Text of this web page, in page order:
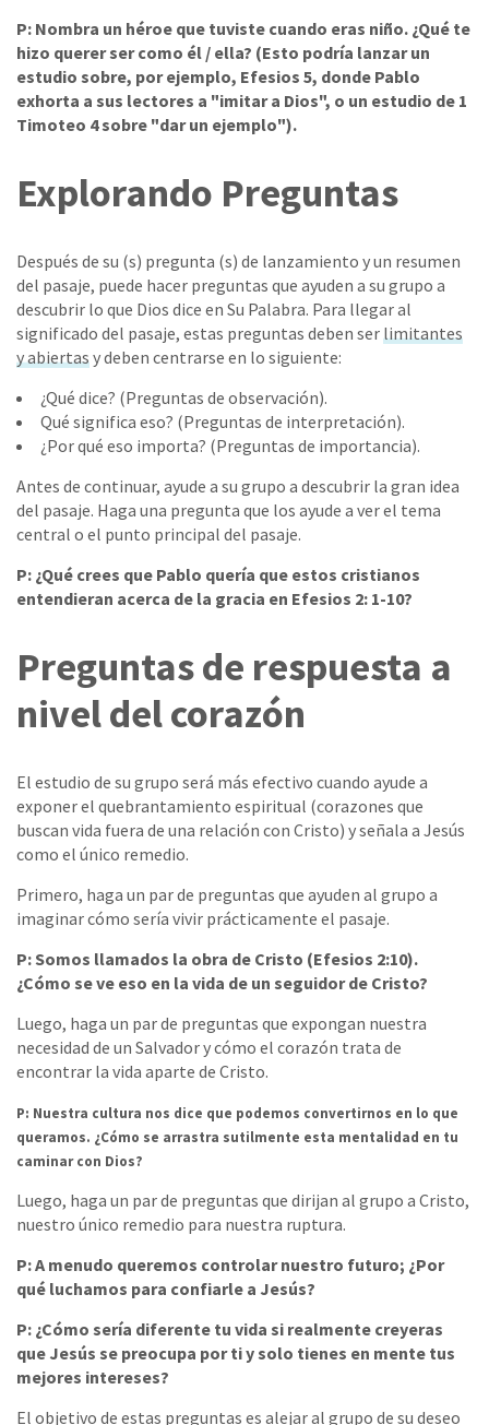
P: Nombra un héroe que tuviste cuando eras niño. ¿Qué te
hizo querer ser como él / ella? (Esto podría lanzar un
estudio sobre, por ejemplo, Efesios 5, donde Pablo
exhorta a sus lectores a "imitar a Dios", o un estudio de 1
Timoteo 4 sobre "dar un ejemplo").
Explorando Preguntas
Después de su (s) pregunta (s) de lanzamiento y un resumen
del pasaje, puede hacer preguntas que ayuden a su grupo a
descubrir lo que Dios dice en Su Palabra. Para llegar al
significado del pasaje, estas preguntas deben ser limitantes
y abiertas y deben centrarse en lo siguiente:
¿Qué dice? (Preguntas de observación).
Qué significa eso? (Preguntas de interpretación).
¿Por qué eso importa? (Preguntas de importancia).
Antes de continuar, ayude a su grupo a descubrir la gran idea
del pasaje. Haga una pregunta que los ayude a ver el tema
central o el punto principal del pasaje.
P: ¿Qué crees que Pablo quería que estos cristianos
entendieran acerca de la gracia en Efesios 2: 1-10?
Preguntas de respuesta a
nivel del corazón
El estudio de su grupo será más efectivo cuando ayude a
exponer el quebrantamiento espiritual (corazones que
buscan vida fuera de una relación con Cristo) y señala a Jesús
como el único remedio.
Primero, haga un par de preguntas que ayuden al grupo a
imaginar cómo sería vivir prácticamente el pasaje.
P: Somos llamados la obra de Cristo (Efesios 2:10).
¿Cómo se ve eso en la vida de un seguidor de Cristo?
Luego, haga un par de preguntas que expongan nuestra
necesidad de un Salvador y cómo el corazón trata de
encontrar la vida aparte de Cristo.
P: Nuestra cultura nos dice que podemos convertirnos en lo que
queramos. ¿Cómo se arrastra sutilmente esta mentalidad en tu
caminar con Dios?
Luego, haga un par de preguntas que dirijan al grupo a Cristo,
nuestro único remedio para nuestra ruptura.
P: A menudo queremos controlar nuestro futuro; ¿Por
qué luchamos para confiarle a Jesús?
P: ¿Cómo sería diferente tu vida si realmente creyeras
que Jesús se preocupa por ti y solo tienes en mente tus
mejores intereses?
El objetivo de estas preguntas es alejar al grupo de su deseo